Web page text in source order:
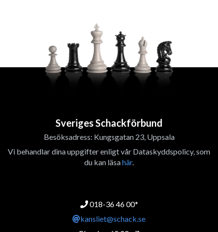
Sveriges Schackförbund
Besöksadress: Kungsgatan 23, Uppsala
Vi behandlar dina uppgifter enligt vår Dataskyddspolicy, som
du kan läsahär.
018-36 46 00*
kansliet@schack.se